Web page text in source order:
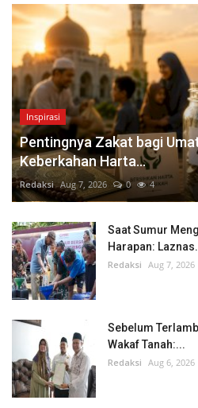
Inspirasi
Pentingnya Zakat bagi
Keberkahan Harta...
Redaksi Aug 7, 2026 0 4
Saat Sumur
Harapan:
Redaksi Aug 7, 2026
Sebelum
Wakaf Tanah:...
Redaksi Aug 6, 2026